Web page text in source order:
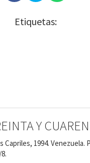
Etiquetas:
Y
1994. Venezuela.